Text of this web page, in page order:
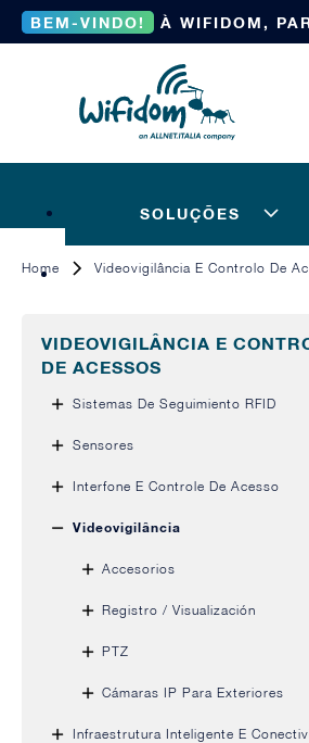
BEM-VINDO! À WIFIDOM,
SOLUÇÕES
Home Videovigilância E Controlo De
VIDEOVIGILÂNCIA E
DE ACESSOS
Sistemas De Seguimiento RFID
Sensores
Interfone E Controle De Acesso
Videovigilância
Accesorios
Registro / Visualización
PTZ
Cámaras IP Para Exteriores
Infraestrutura Inteligente E